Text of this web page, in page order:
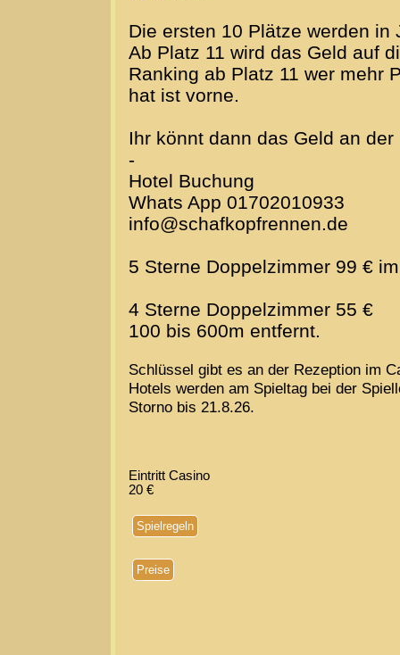
Die ersten 10 Plätze werden in
Ab Platz 11 wird das Geld auf
Ranking ab Platz 11 wer mehr
hat ist vorne.
Ihr könnt dann das Geld an
-
Hotel Buchung
Whats App 01702010933
info@schafkopfrennen.de
5 Sterne Doppelzimmer 99 €
4 Sterne Doppelzimmer 55 €
100 bis 600m entfernt.
Schlüssel gibt es an der Rezeption im
Hotels werden am Spieltag bei der
Storno bis 21.8.26.
Eintritt Casino
20 €
Spielregeln
Preise